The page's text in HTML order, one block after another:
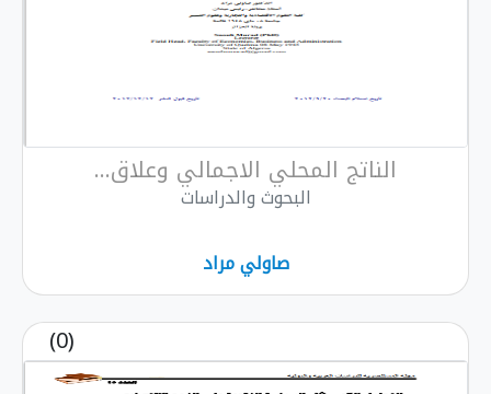
الناتج المحلي الاجمالي وعلاق...
البحوث والدراسات
صاولي مراد